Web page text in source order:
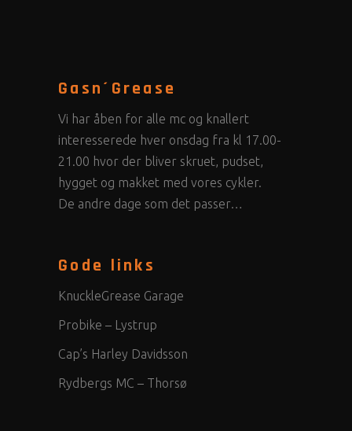
Gasn´Grease
Vi har åben for alle mc og knallert
interesserede hver onsdag fra kl 17.00-
21.00 hvor der bliver skruet, pudset,
hygget og makket med vores cykler.
De andre dage som det passer…
Gode links
KnuckleGrease Garage
Probike – Lystrup
Cap’s Harley Davidsson
Rydbergs MC – Thorsø